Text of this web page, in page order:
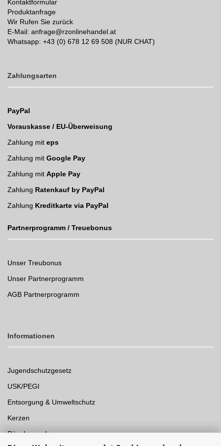
Kontaktformular
Produktanfrage
Wir Rufen Sie zurück
E-Mail: anfrage@rzonlinehandel.at
Whatsapp: +43 (0) 678 12 69 508 (NUR CHAT)
Zahlungsarten
PayPal
Vorauskasse / EU-Überweisung
Zahlung mit eps
Zahlung mit Google Pay
Zahlung mit Apple Pay
Zahlung Ratenkauf by PayPal
Zahlung Kreditkarte via PayPal
Partnerprogramm / Treuebonus
Unser Treubonus
Unser Partnerprogramm
AGB Partnerprogramm
Informationen
Jugendschutzgesetz
USK/PEGI
Entsorgung & Umweltschutz
Kerzen
Räucherwerke